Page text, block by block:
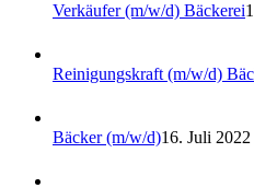
Verkäufer (m/w/d) Bäckerei
Reinigungskraft (m/w/d)
Bäcker (m/w/d)16. Juli